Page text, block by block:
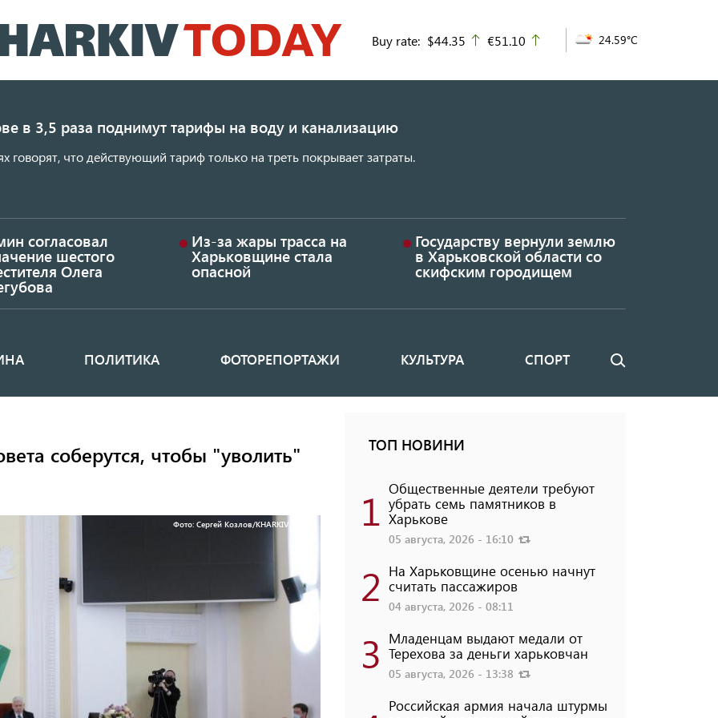
к
основному
Buy rate: $44.35 up
€51.10 24.59°C
в 3,5 раза поднимут тарифы на воду и канализацию
говорят, что действующий тариф только на треть покрывает затраты.
согласовал
шестого
Олега
Из-за жары трасса на
Харьковщине стала
опасной
Государству вернули землю
в Харьковской области со
скифским городищем
ПОЛИТИКА ФОТОРЕПОРТАЖИ КУЛЬТУРА СПОРТ Поиск
соберутся, чтобы "уволить"
Фото: Сергей Козлов/KHARKIV Today
ТОП НОВИНИ
1 Общественные деятели требуют
убрать семь памятников в
Харькове
05 августа, 2026 - 16:10
2 На Харьковщине осенью начнут
считать пассажиров
04 августа, 2026 - 08:11
3 Младенцам выдают медали от
Терехова за деньги харьковчан
05 августа, 2026 - 13:38
Российская армия начала штурмы